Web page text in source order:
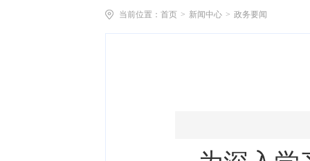
当前位置： 首页 > 新闻中心 > 政务要闻